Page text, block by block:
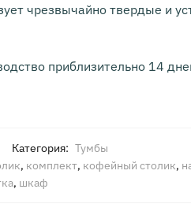
чрезвычайно твердые и
приблизительно 14
Категория: Тумбы
, комплект, кофейный столик,
, шкаф